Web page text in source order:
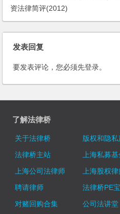
资法律简评(2012)
发表回复
要发表评论，您必须先登录。
了解法律桥
关于法律桥 版权和隐私
法律桥主站
上海私募
上海公司法律师
上海股权
聘请律师
法律桥PE
对赌回购合集
公司法讲堂